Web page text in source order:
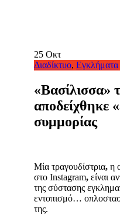
25 Οκτ
Διαδίκτυο, Εγκλήματα
«Βασίλισσα»
αποδείχθηκε
συμμορίας
Μία τραγουδίστρια, η
στο Instagram, είναι
της σύστασης
εντοπισμό…
της.